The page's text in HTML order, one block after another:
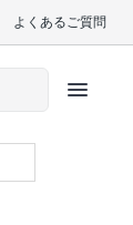
よくあるご質問
menu